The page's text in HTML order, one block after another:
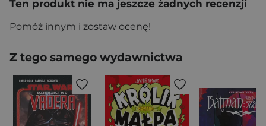
Ten produkt nie ma jeszcze żadnych recenzji
Pomóż innym i zostaw ocenę!
Z tego samego wydawnictwa